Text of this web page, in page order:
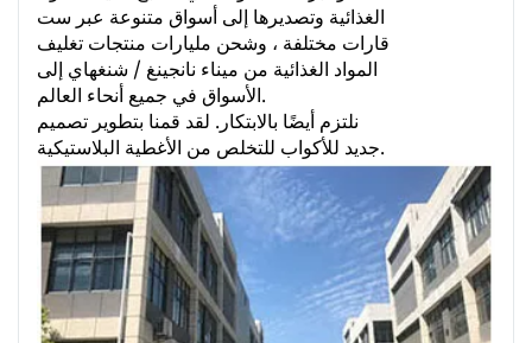
الغذائية وتصديرها إلى أسواق متنوعة عبر ست
قارات مختلفة ، وشحن مليارات منتجات تغليف
المواد الغذائية من ميناء نانجينغ / شنغهاي إلى
الأسواق في جميع أنحاء العالم.
نلتزم أيضًا بالابتكار. لقد قمنا بتطوير تصميم
جديد للأكواب للتخلص من الأغطية البلاستيكية.